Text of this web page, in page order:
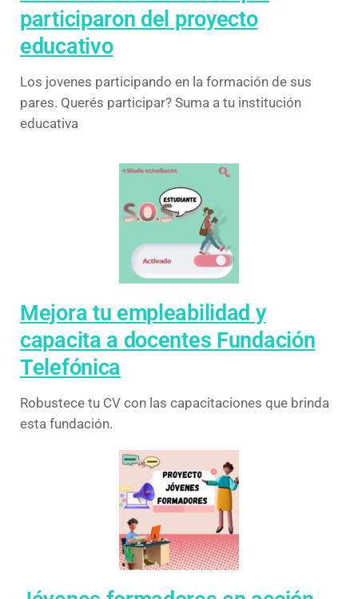
participaron del proyecto
educativo
Los jovenes participando en la formación de sus
pares. Querés participar? Suma a tu institución
educativa
Mejora tu empleabilidad y
capacita a docentes Fundación
Telefónica
Robustece tu CV con las capacitaciones que brinda
esta fundación.